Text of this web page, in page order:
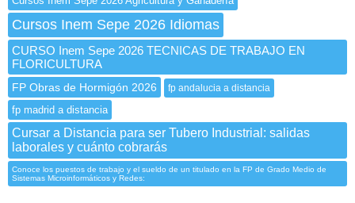
Cursos Inem Sepe 2026 Idiomas
CURSO Inem Sepe 2026 TECNICAS DE TRABAJO EN
FLORICULTURA
FP Obras de Hormigón 2026 fp andalucia a distancia
fp madrid a distancia
Cursar a Distancia para ser Tubero Industrial: salidas
laborales y cuánto cobrarás
Conoce los puestos de trabajo y el sueldo de un titulado en la FP de Grado Medio de
Sistemas Microinformáticos y Redes: